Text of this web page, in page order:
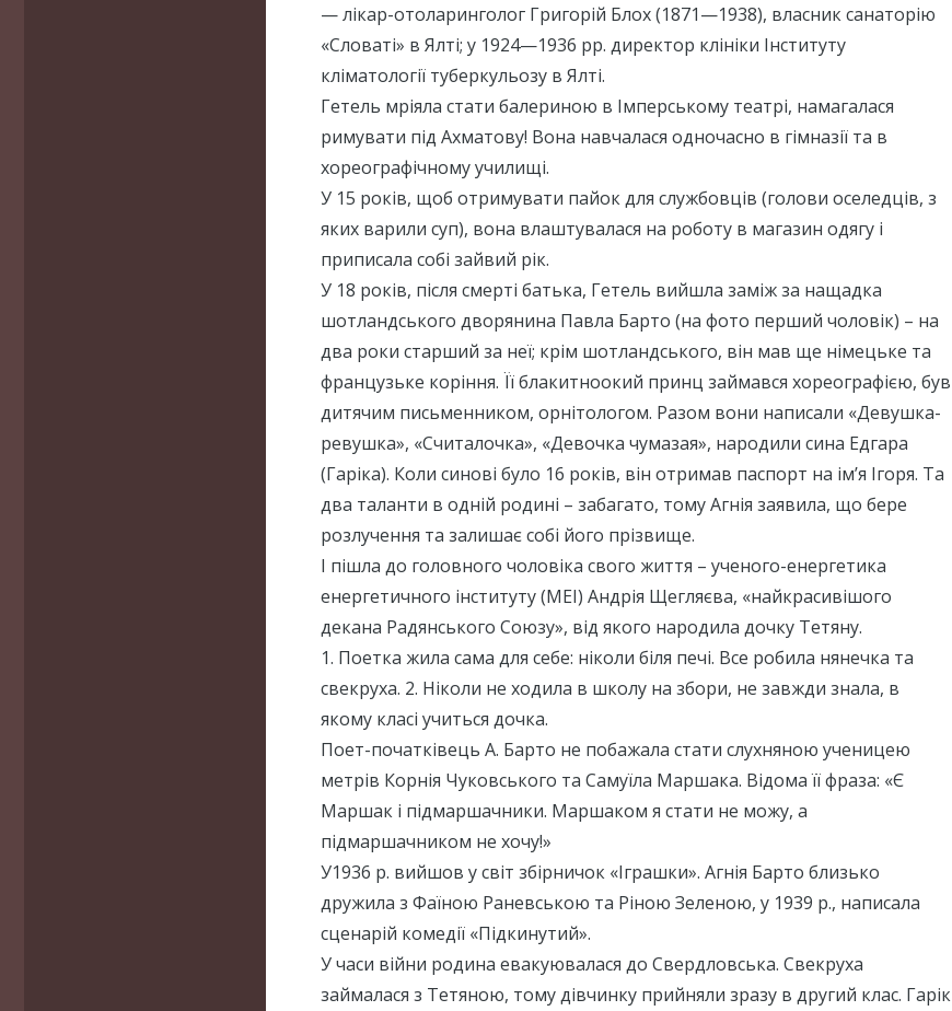
— лікар-отоларинголог Григорій Блох (1871—1938), власник санаторію
«Словаті» в Ялті; у 1924—1936 рр. директор клініки Інституту
кліматології туберкульозу в Ялті.
Гетель мріяла стати балериною в Імперському театрі, намагалася
римувати під Ахматову! Вона навчалася одночасно в гімназії та в
хореографічному училищі.
У 15 років, щоб отримувати пайок для службовців (голови оселедців, з
яких варили суп), вона влаштувалася на роботу в магазин одягу і
приписала собі зайвий рік.
У 18 років, після смерті батька, Гетель вийшла заміж за нащадка
шотландського дворянина Павла Барто (на фото перший чоловік) – на
два роки старший за неї; крім шотландського, він мав ще німецьке та
французьке коріння. Її блакитноокий принц займався хореографією, був
дитячим письменником, орнітологом. Разом вони написали «Девушка-
ревушка», «Считалочка», «Девочка чумазая», народили сина Едгара
(Гаріка). Коли синові було 16 років, він отримав паспорт на ім’я Ігоря. Та
два таланти в одній родині – забагато, тому Агнія заявила, що бере
розлучення та залишає собі його прізвище.
І пішла до головного чоловіка свого життя – ученого-енергетика
енергетичного інституту (МЕІ) Андрія Щегляєва, «найкрасивішого
декана Радянського Союзу», від якого народила дочку Тетяну.
1. Поетка жила сама для себе: ніколи біля печі. Все робила нянечка та
свекруха. 2. Ніколи не ходила в школу на збори, не завжди знала, в
якому класі учиться дочка.
Поет-початківець А. Барто не побажала стати слухняною ученицею
метрів Корнія Чуковського та Самуїла Маршака. Відома її фраза: «Є
Маршак і підмаршачники. Маршаком я стати не можу, а
підмаршачником не хочу!»
У1936 р. вийшов у світ збірничок «Іграшки». Агнія Барто близько
дружила з Фаїною Раневською та Ріною Зеленою, у 1939 р., написала
сценарій комедії «Підкинутий».
У часи війни родина евакуювалася до Свердловська. Свекруха
займалася з Тетяною, тому дівчинку прийняли зразу в другий клас. Гарік